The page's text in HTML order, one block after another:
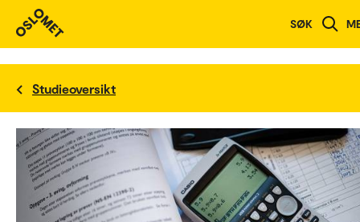
SØK
Studieoversikt